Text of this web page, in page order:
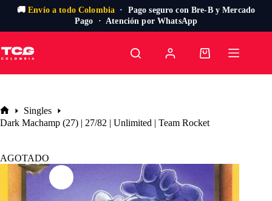
🚚Envío a todo Colombia · Pago seguro con Bre-B y Mercado
Pago · Atención por WhatsApp
al
contenido
Carro
Inicio
Singles
Dark Machamp (27) | 27/82 | Unlimited | Team Rocket
AGOTADO